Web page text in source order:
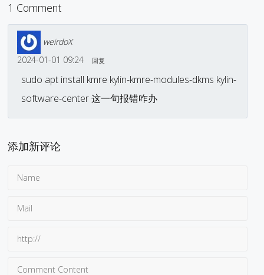
1 Comment
weirdoX
2024-01-01 09:24
回复
sudo apt install kmre kylin-kmre-modules-dkms kylin-
software-center 这一句报错咋办
添加新评论